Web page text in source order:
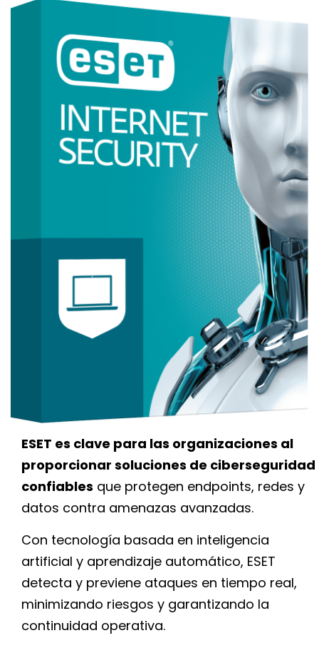
ESET es clave para las organizaciones al
proporcionar soluciones de ciberseguridad
confiables que protegen endpoints, redes y
datos contra amenazas avanzadas.
Con tecnología basada en inteligencia
artificial y aprendizaje automático, ESET
detecta y previene ataques en tiempo real,
minimizando riesgos y garantizando la
continuidad operativa.